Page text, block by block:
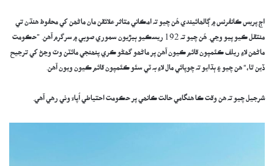
اڄ پريس ڪانفرنس ۾ ڳالھائيندي ھُن چيو تہ امڪاني متاثر علائقن مان ماڻھن کي محفوظ ھنڌن تي
منتقل ڪيو پيو وڃي. ھُن چيو تہ 192 ريسڪيو ٻيڙيون سموري صوبي ۾ سرگرم آھن. ”حڪومت
ماڻھن لاءِ ريلف ڪئمپون قائم ڪيون آھن پر ماڻھو گھڻو ڪري پنھنجي مائٽن وٽ وڃڻ کي ترجيح
ڏين ٿا،“ ھن چيو ۽ ٻڌايو تہ چوپائي مال لاءِ بہ ٽي سئو ڪئمپون قائم ڪيون ويون آھن.
شرجيل چيو تہ ھن وقت ڪا ھنگامي حالت ڪانھي پر حڪومت احتياطي اُپاءَ وٺي رھي آھي.